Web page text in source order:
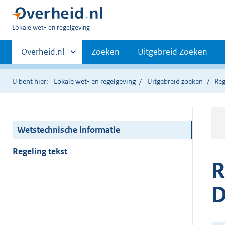
U
hier:
Lokale wet- en regelgeving
Primaire
navigatie
Andere
sites
binnen
Overheid.nl Zoeken Uitgebreid Zoeken
U bent hier: Lokale wet- en regelgeving Uitgebreid zoeken
Wetstechnische informatie
Regeling tekst